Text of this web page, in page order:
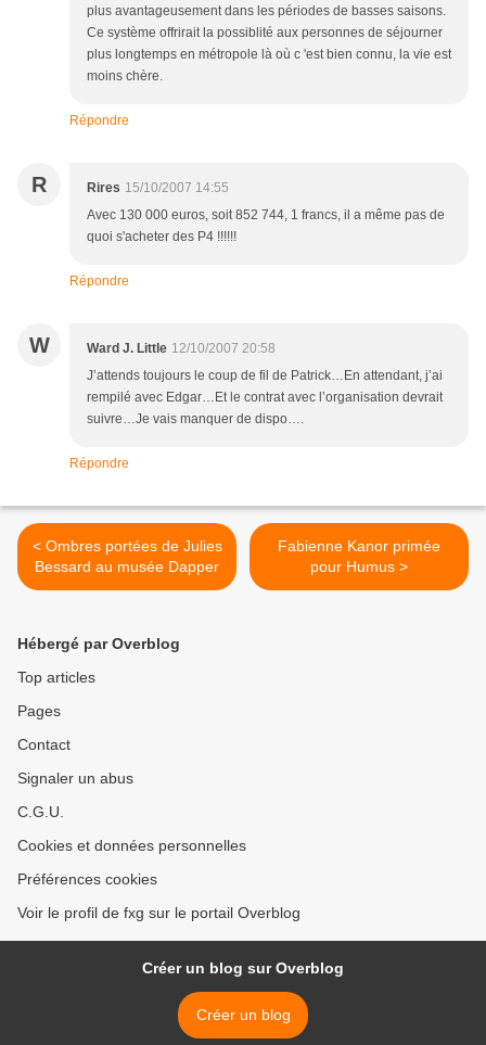
plus avantageusement dans les périodes de basses saisons.
Ce système offrirait la possiblité aux personnes de séjourner
plus longtemps en métropole là où c 'est bien connu, la vie est
moins chère.
Répondre
R Rires 15/10/2007 14:55
Avec 130 000 euros, soit 852 744, 1 francs, il a même pas de
quoi s'acheter des P4 !!!!!!
Répondre
W Ward J. Little 12/10/2007 20:58
J’attends toujours le coup de fil de Patrick…En attendant, j’ai
rempilé avec Edgar…Et le contrat avec l’organisation devrait
suivre…Je vais manquer de dispo….
Répondre
< Ombres portées de Julies
Bessard au musée Dapper
Fabienne Kanor primée
pour Humus >
Hébergé par Overblog
Top articles
Pages
Contact
Signaler un abus
C.G.U.
Cookies et données personnelles
Préférences cookies
Voir le profil de fxg sur le portail Overblog
Créer un blog sur Overblog
Créer un blog